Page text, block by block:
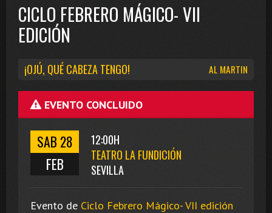
CICLO FEBRERO MÁGICO- VII
EDICIÓN
AL MARTIN
¡OJÚ, QUÉ CABEZA TENGO!
EVENTO CONCLUIDO
SAB 28
FEB
12:00H
TEATRO LA FUNDICIÓN
SEVILLA
Evento de Ciclo Febrero Mágico- VII edición